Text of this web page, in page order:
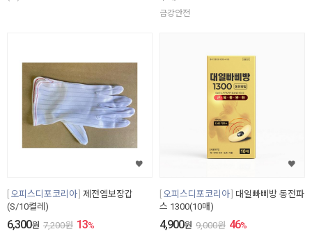
금강안전
오피스디포코리아 제전엠보장갑
(S/10켤레)
6,300원 7,200원 13%
오피스디포코리아 대일빠삐방 동전파
스 1300(10매)
4,900원 9,000원 46%